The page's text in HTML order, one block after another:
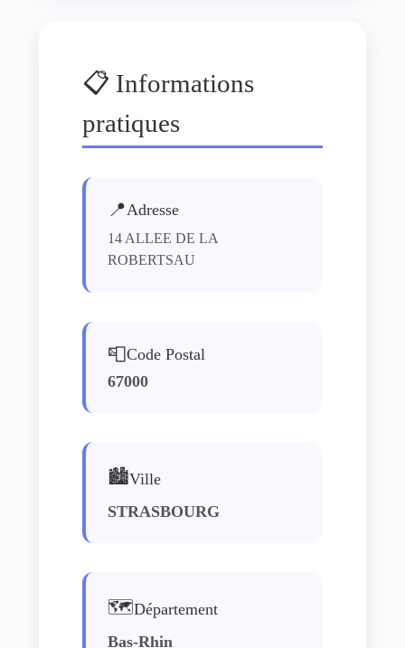
📋 Informations
pratiques
📍Adresse
14 ALLEE DE LA
ROBERTSAU
📮Code Postal
67000
🏙️Ville
STRASBOURG
🗺️Département
Bas-Rhin